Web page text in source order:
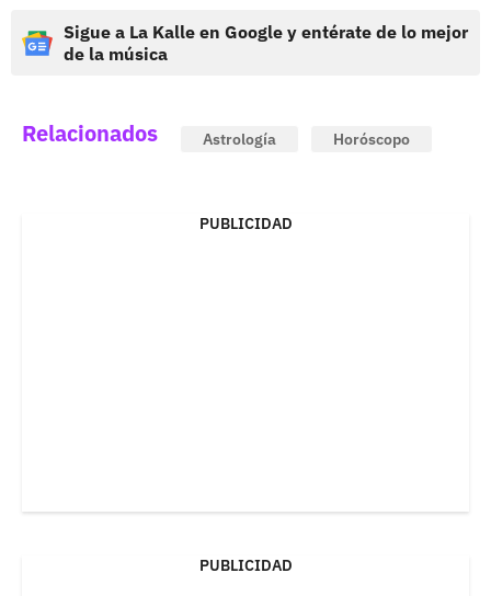
Sigue a La Kalle en Google y entérate de lo mejor
de la música
Relacionados Astrología Horóscopo
PUBLICIDAD
PUBLICIDAD